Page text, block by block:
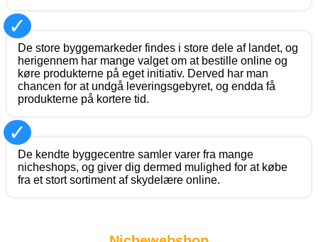
✓
De store byggemarkeder findes i store dele af landet, og
herigennem har mange valget om at bestille online og
køre produkterne på eget initiativ. Derved har man
chancen for at undgå leveringsgebyret, og endda få
produkterne på kortere tid.
✓
De kendte byggecentre samler varer fra mange
nicheshops, og giver dig dermed mulighed for at købe
fra et stort sortiment af skydelære online.